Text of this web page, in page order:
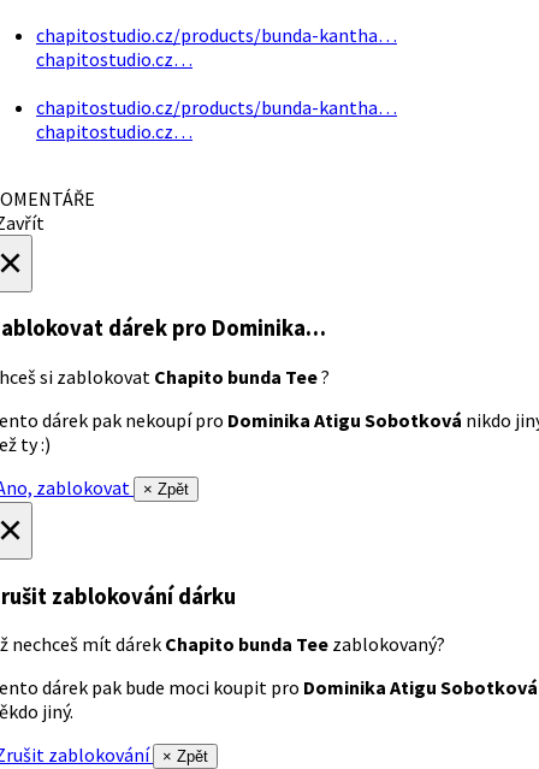
chapitostudio.cz/products/bunda-kantha…
chapitostudio.cz…
chapitostudio.cz/products/bunda-kantha…
chapitostudio.cz…
dárek pro Dominika…
si zablokovat Chapito bunda Tee?
dárek pak nekoupí pro Dominika Atigu Sobotková nikdo
ty :)
zablokovat
× Zpět
zablokování dárku
nechceš mít dárek Chapito bunda Tee zablokovaný?
dárek pak bude moci koupit pro Dominika Atigu Sobotková
jiný.
zablokování
× Zpět